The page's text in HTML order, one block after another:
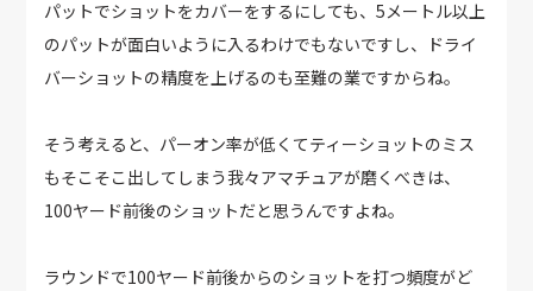
パットでショットをカバーをするにしても、5メートル以上
のパットが面白いように入るわけでもないですし、ドライ
バーショットの精度を上げるのも至難の業ですからね。
そう考えると、パーオン率が低くてティーショットのミス
もそこそこ出してしまう我々アマチュアが磨くべきは、
100ヤード前後のショットだと思うんですよね。
ラウンドで100ヤード前後からのショットを打つ頻度がど